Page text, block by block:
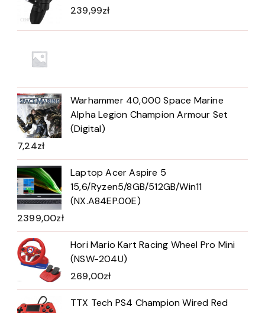
239,99zł
Warhammer 40,000 Space Marine
Alpha Legion Champion Armour Set
(Digital)
7,24zł
Laptop Acer Aspire 5
15,6/Ryzen5/8GB/512GB/Win11
(NX.A84EP.00E)
2399,00zł
Hori Mario Kart Racing Wheel Pro Mini
(NSW-204U)
269,00zł
TTX Tech PS4 Champion Wired Red